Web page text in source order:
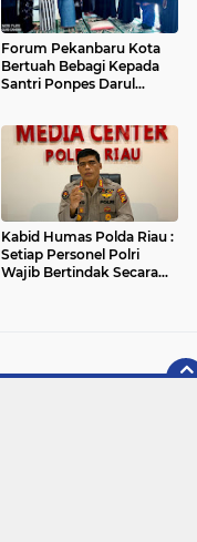
Forum Pekanbaru Kota
Bertuah Bebagi Kepada
Santri Ponpes Darul
Kabid Humas Polda Riau :
Setiap Personel Polri
Wajib Bertindak Secara